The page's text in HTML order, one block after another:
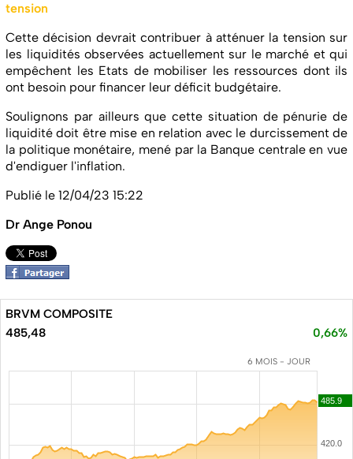
tension
Cette décision devrait contribuer à atténuer la tension sur
les liquidités observées actuellement sur le marché et qui
empêchent les Etats de mobiliser les ressources dont ils
ont besoin pour financer leur déficit budgétaire.
Soulignons par ailleurs que cette situation de pénurie de
liquidité doit être mise en relation avec le durcissement de
la politique monétaire, mené par la Banque centrale en vue
d'endiguer l'inflation.
Publié le 12/04/23 15:22
Dr Ange Ponou
BRVM COMPOSITE
485,48
0,66%
6 MOIS - JOUR